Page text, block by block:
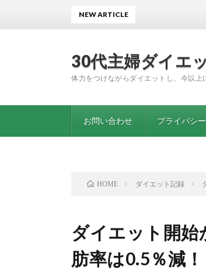
30代主婦ダイエ
体力をつけながらダイエットし、今以上
お問い合わせ プライバシ
NEW ARTICLE ダイエ
HOME ダイエット記録
ダイエット開始
肪率は0.5％減！